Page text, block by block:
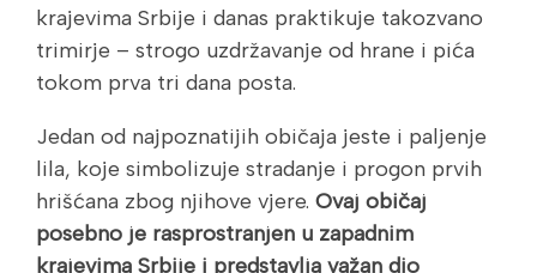
krajevima Srbije i danas praktikuje takozvano
trimirje – strogo uzdržavanje od hrane i pića
tokom prva tri dana posta.
Jedan od najpoznatijih običaja jeste i paljenje
lila, koje simbolizuje stradanje i progon prvih
hrišćana zbog njihove vjere. Ovaj običaj
posebno je rasprostranjen u zapadnim
krajevima Srbije i predstavlja važan dio